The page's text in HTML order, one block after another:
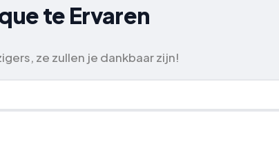
te Ervaren
ze zullen je dankbaar zijn!